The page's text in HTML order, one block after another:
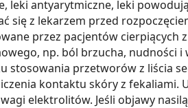
antyarytmiczne, leki
z lekarzem przed
przez pacjentów cierpiących
np. ból brzucha, nudności i
przetworów z liścia
kontaktu skóry z fekaliami.
elektrolitów. Jeśli objawy